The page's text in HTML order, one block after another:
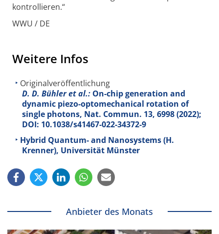
kontrollieren.“
WWU / DE
Weitere Infos
Originalveröffentlichung
D. D. Bühler et al.: On-chip generation and
dynamic piezo-optomechanical rotation of
single photons, Nat. Commun. 13, 6998 (2022);
DOI: 10.1038/s41467-022-34372-9
Hybrid Quantum- and Nanosystems (H.
Krenner), Universität Münster
Anbieter des Monats